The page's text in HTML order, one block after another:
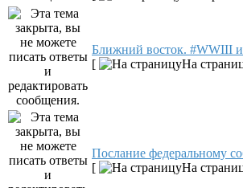
Ближний восток. #WWIII
[
На
Послание федеральному
[
На